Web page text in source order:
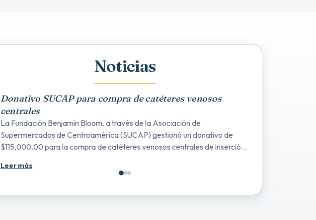
Noticias
Donativo SUCAP para compra de catéteres venosos
centrales
La Fundación Benjamín Bloom, a través de la Asociación de
Supermercados de Centroamérica (SUCAP) gestionó un donativo de
$115,000.00 para la compra de catéteres venosos centrales de inserción
disminuyendo el riesgo de infecciones y punciones en los menores.
Leer más
Donativo SUCAP para compra de catéteres
Reparación de Goteras y Filtraciones del Hospital Bloom
Entrega de Microscopio de diagnóstico para realizar